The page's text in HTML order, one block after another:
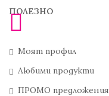
ПОЛЕЗНО
Моят профил
Любими продукти
ПРОМО предложения